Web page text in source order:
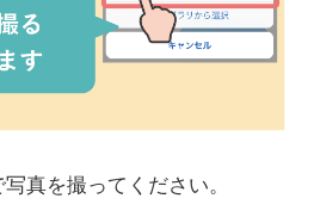
真を撮ってください。